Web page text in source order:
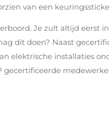
van een
Je zult altijd eerst
dit doen? Naast
elektrische installaties
gecertificeerde